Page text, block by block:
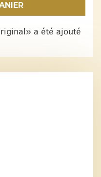
a été ajouté